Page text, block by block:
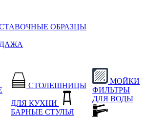
ОБРАЗЦЫ
СТОЛЕШНИЦЫ
ДЛЯ КУХНИ
БАРНЫЕ СТУЛЬЯ
МОЙКИ
ФИЛЬТРЫ
ДЛЯ ВОДЫ